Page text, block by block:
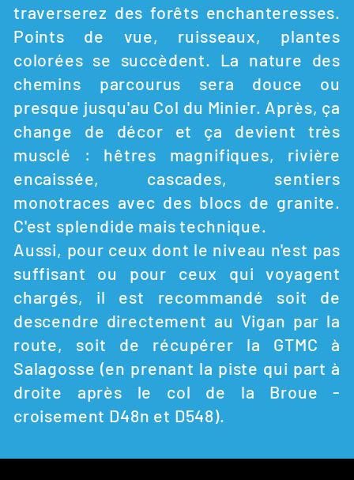
traverserez des forêts enchanteresses.
Points de vue, ruisseaux, plantes
colorées se succèdent. La nature des
chemins parcourus sera douce ou
presque jusqu'au Col du Minier. Après, ça
change de décor et ça devient très
musclé : hêtres magnifiques, rivière
encaissée, cascades, sentiers
monotraces avec des blocs de granite.
C'est splendide mais technique.
Aussi, pour ceux dont le niveau n'est pas
suffisant ou pour ceux qui voyagent
chargés, il est recommandé soit de
descendre directement au Vigan par la
route, soit de récupérer la GTMC à
Salagosse (en prenant la piste qui part à
droite après le col de la Broue -
croisement D48n et D548).